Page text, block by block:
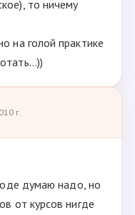
то ничему
на голой практике
г.
думаю надо, но
от курсов нигде